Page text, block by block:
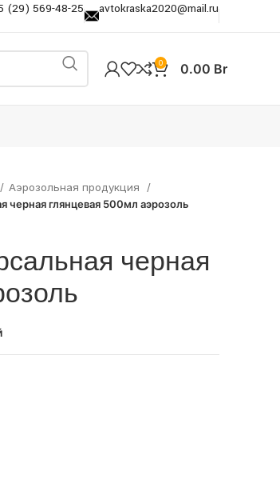
(29) 569-48-25 avtokraska2020@mail.ru
0 0.00 Br
Аэрозольная продукция
черная глянцевая 500мл аэрозоль
черная